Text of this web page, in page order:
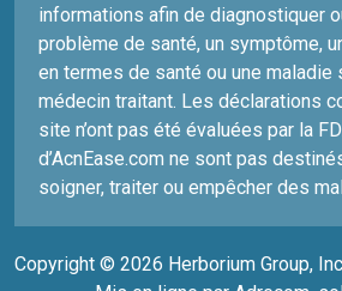
informations afin de diagnostiquer
problème de santé, un symptôme,
en termes de santé ou une maladie
médecin traitant. Les déclarations
site n’ont pas été évaluées par la
d’AcnEase.com ne sont pas
soigner, traiter ou empêcher des
Copyright © 2026 Herborium Group, Inc